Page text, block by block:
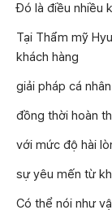
Đó là điều nhiều
Tại Thẩm mỹ
khách hàng
giải pháp cá
đồng thời hoàn
với mức độ hài
sự yêu mến từ
Có thể nói như